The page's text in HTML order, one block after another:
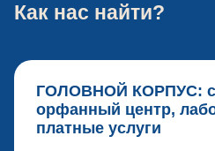
Как нас найти?
ГОЛОВНОЙ КОРПУС:
орфанный центр,
платные услуги